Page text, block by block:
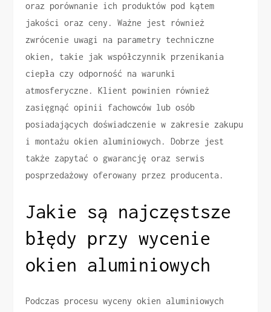
oraz porównanie ich produktów pod kątem
jakości oraz ceny. Ważne jest również
zwrócenie uwagi na parametry techniczne
okien, takie jak współczynnik przenikania
ciepła czy odporność na warunki
atmosferyczne. Klient powinien również
zasięgnąć opinii fachowców lub osób
posiadających doświadczenie w zakresie zakupu
i montażu okien aluminiowych. Dobrze jest
także zapytać o gwarancję oraz serwis
posprzedażowy oferowany przez producenta.
Jakie są najczęstsze
błędy przy wycenie
okien aluminiowych
Podczas procesu wyceny okien aluminiowych